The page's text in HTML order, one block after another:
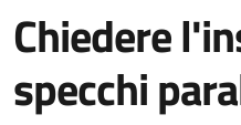
Chiedere
specchi